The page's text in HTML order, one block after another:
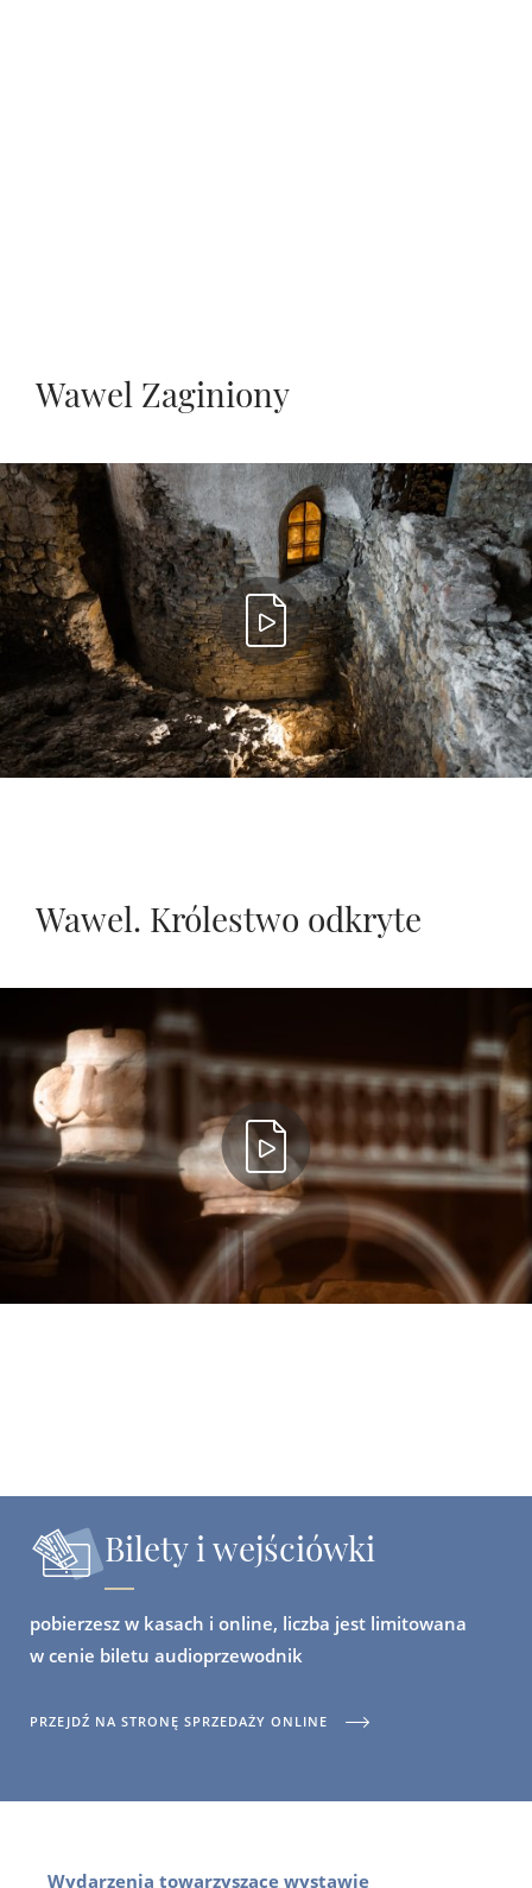
Wawel Zaginiony
Wawel. Królestwo odkryte
Bilety i wejściówki
pobierzesz w kasach i online, liczba jest limitowana
w cenie biletu audioprzewodnik
PRZEJDŹ NA STRONĘ SPRZEDAŻY ONLINE
Wydarzenia towarzyszące wystawie